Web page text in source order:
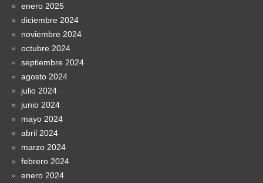
enero 2025
diciembre 2024
noviembre 2024
octubre 2024
septiembre 2024
agosto 2024
julio 2024
junio 2024
mayo 2024
abril 2024
marzo 2024
febrero 2024
enero 2024